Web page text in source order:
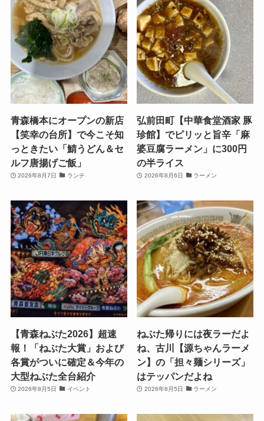
青森橋本にオープンの新店
【笑幸の台所】で今こそ知
っときたい「鯖うどん＆セ
ルフ唐揚げご飯」
2026年8月7日 ランチ
弘前田町【中華食堂酒家 豚
珍館】でピリッと旨辛「麻
婆豆腐ラーメン」に300円
の半ライス
2026年8月6日 ラーメン
【青森ねぶた2026】超速
報！「ねぶた大賞」および
各賞がついに確定＆今年の
大型ねぶた全台紹介
2026年8月5日 イベント
ねぶた帰りには夜ラーだよ
ね、古川【源ちゃんラーメ
ン】の「担々麺シリーズ」
はテッパンだよね
2026年8月5日 ラーメン